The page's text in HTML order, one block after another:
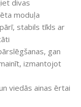
divas
moduļa
stabils tīkls ar
gan
izmantojot
viedās ainas ērtai